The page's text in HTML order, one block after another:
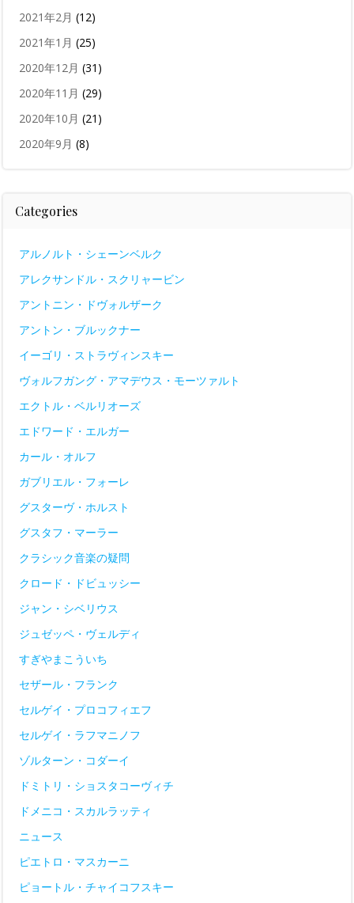
2021年2月 (12)
2021年1月 (25)
2020年12月 (31)
2020年11月 (29)
2020年10月 (21)
2020年9月 (8)
Categories
アルノルト・シェーンベルク
アレクサンドル・スクリャービン
アントニン・ドヴォルザーク
アントン・ブルックナー
イーゴリ・ストラヴィンスキー
ヴォルフガング・アマデウス・モーツァルト
エクトル・ベルリオーズ
エドワード・エルガー
カール・オルフ
ガブリエル・フォーレ
グスターヴ・ホルスト
グスタフ・マーラー
クラシック音楽の疑問
クロード・ドビュッシー
ジャン・シベリウス
ジュゼッペ・ヴェルディ
すぎやまこういち
セザール・フランク
セルゲイ・プロコフィエフ
セルゲイ・ラフマニノフ
ゾルターン・コダーイ
ドミトリ・ショスタコーヴィチ
ドメニコ・スカルラッティ
ニュース
ピエトロ・マスカーニ
ピョートル・チャイコフスキー